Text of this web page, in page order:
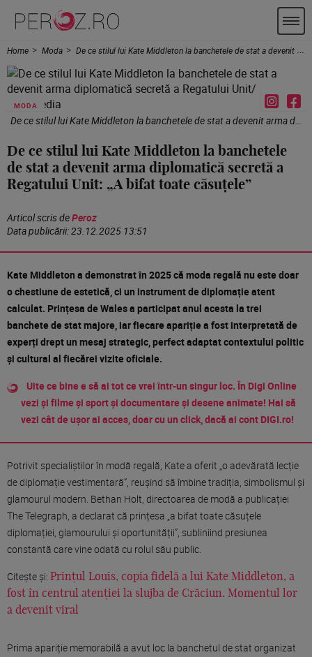
Home Moda De ce stilul lui Kate Middleton la banchetele de stat a devenit arma diplomatică secretă a Regatului Unit: „A bifat toate căsuțele”
MODA
De ce stilul lui Kate Middleton la banchetele de stat a devenit arma diplomatică secretă a Regatului Unit/ Profimedia
De ce stilul lui Kate Middleton la banchetele
de stat a devenit arma diplomatică secretă a
Regatului Unit: „A bifat toate căsuțele”
Articol scris dePeroz
Data publicării:23.12.2025 13:51
Kate Middleton a demonstrat în 2025 că moda regală nu este doar
o chestiune de estetică, ci un instrument de diplomație atent
calculat. Prințesa de Wales a participat anul acesta la trei
banchete de stat majore, iar fiecare apariție a fost interpretată de
experți drept un mesaj strategic, perfect adaptat contextului politic
și cultural al fiecărei vizite oficiale.
Uite ce bine e să ai tot ce vrei într-un singur loc. În Digi Online
vezi și filme și sport și documentare și desene animate! Hai să
vezi cât de ușor ai acces, doar cu un click, dacă ai cont DIGI.ro!
Potrivit specialiștilor în modă regală, Kate a oferit „o adevărată lecție
de diplomație vestimentară”, reușind să îmbine tradiția, simbolismul și
glamourul modern. Bethan Holt, directoarea de modă a publicației
The Telegraph, a declarat că prințesa „a bifat toate căsuțele
diplomației, glamourului și oportunității”, subliniind presiunea
constantă care vine odată cu rolul său public.
Citește și: Prințul Louis, copia fidelă a lui Kate Middleton, a
fost în centrul atenției la slujba de Crăciun. Momentul lor
a devenit viral
Prima apariție memorabilă a avut loc la banchetul de stat organizat